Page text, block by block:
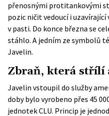
přenosnými protitankovými
pozic ničit vedoucí i
v pasti. Do konce března se
stáhlo. A jedním ze symbolů
Javelin.
Zbraň, která střílí
Javelin vstoupil do služby
doby bylo vyrobeno přes 45
jednotek CLU. Princip je